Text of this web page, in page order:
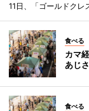
11日、「ゴールドクレ
食べる
カマ
あじ
食べる